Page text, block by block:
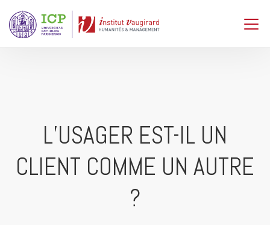
L’USAGER EST-IL UN
CLIENT COMME UN AUTRE
?